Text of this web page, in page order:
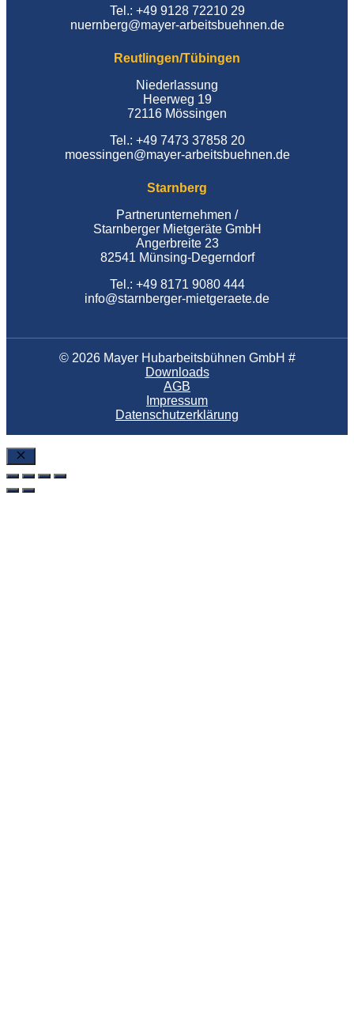
Tel.: +49 9128 72210 29
nuernberg@mayer-arbeitsbuehnen.de
Reutlingen/Tübingen
Niederlassung
Heerweg 19
72116 Mössingen
Tel.: +49 7473 37858 20
moessingen@mayer-arbeitsbuehnen.de
Starnberg
Partnerunternehmen /
Starnberger Mietgeräte GmbH
Angerbreite 23
82541 Münsing-Degerndorf
Tel.: +49 8171 9080 444
info@starnberger-mietgeraete.de
© 2026 Mayer Hubarbeitsbühnen GmbH #
Downloads
AGB
Impressum
Datenschutzerklärung
SchlieÃŸen